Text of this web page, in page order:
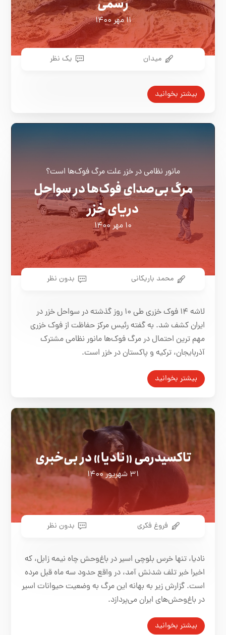
رسمی
۱۱ مهر ۱۴۰۰
میدان یک نظر
بیشتر بخوانید
مانور نظامی در خزر علت مرگ فوک‌ها است؟
مرگ بی‌صدای فوک‌ها در سواحل
دریای خزر
۱۰ مهر ۱۴۰۰
محمد باریکانی بدون نظر
لاشه ۱۴ فوک خزری طی ۱۰ روز گذشته در سواحل خزر در
ایران کشف شد. به گفته رئیس مرکز حفاظت از فوک خزری
مهم ترین احتمال در مرگ فوک‌ها مانور نظامی مشترک
آذربایجان، ترکیه و پاکستان در خزر است.
بیشتر بخوانید
تاکسیدرمی «نادیا» در بی‌‌خبری
۳۱ شهریور ۱۴۰۰
فروغ فکری بدون نظر
نادیا، تنها خرس بلوچی اسیر در باغ‌وحش چاه نیمه زابل، که
اخیرا خبر تلف شدنش آمد، در واقع حدود سه ماه قبل مرده
است. گزارش زیر به بهانه این مرگ به وضعیت حیوانات اسیر
در باغ‌وحش‌های ایران می‌پردازد.
بیشتر بخوانید